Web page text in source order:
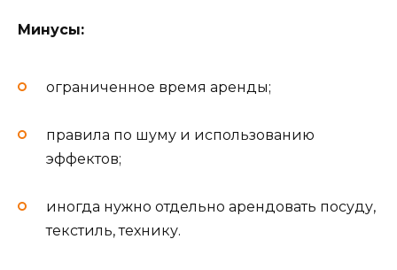
Минусы:
ограниченное время аренды;
правила по шуму и использованию
эффектов;
иногда нужно отдельно арендовать посуду,
текстиль, технику.